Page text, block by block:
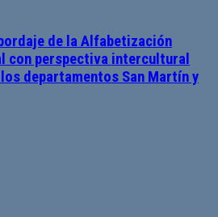
de la Alfabetización
con perspectiva intercultural
departamentos San Martín y